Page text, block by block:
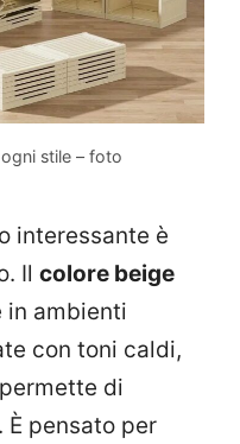
stile – foto
interessante è
Il colore beige
in ambienti
con toni caldi,
di
pensato per